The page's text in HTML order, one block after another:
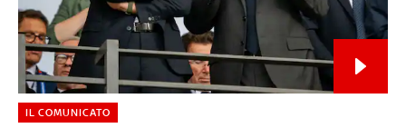
IL COMUNICATO